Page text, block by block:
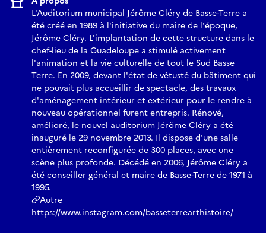
met en dialogue réalité et fiction, sciences et cosmologies,
nature et technologies, récits fondateurs et pratiques
territoriaWirikutaravers des films ancrés dans des
géographies singulières, elle explore la relation de l’être
humain à son environnement : du désert de Wirikuta au
Mexique aux fjords de l’Ouest islandais, des montagnes
basques aux mangroves brésiliennes, des abysses jusqu’à
l’espace qui nous sépare de la planète Mars.Ses recherches
s’élaborent au fil de collaborations interdisciplinaires avec
des chercheurs issus aussi bien des sciences du vivant que
des sciences humaines.Elle développe actuellement Océan
Écran, un projet de recherche-création lauréat de la Villa
Albertine 2025, à la croisée du cinéma expérimental et de
l’océanographie, ainsi que La Mémoire de la Mangrove,
tourné dans le nord-est du Brésil, qui prolonge sa réflexion
L'Auditorium municipal Jérôme Cléry de Basse-Terre a
été créé en 1989 à l'initiative du maire de l'époque,
Jérôme Cléry. L'implantation de cette structure dans le
chef-lieu de la Guadeloupe a stimulé activement
l'animation et la vie culturelle de tout le Sud Basse
Terre. En 2009, devant l'état de vétusté du bâtiment qui
ne pouvait plus accueillir de spectacle, des travaux
d'aménagement intérieur et extérieur pour le rendre à
nouveau opérationnel furent entrepris. Rénové,
amélioré, le nouvel auditorium Jérôme Cléry a été
inauguré le 29 novembre 2013. Il dispose d'une salle
entièrement reconfigurée de 300 places, avec une
scène plus profonde. Décédé en 2006, Jérôme Cléry a
été conseiller général et maire de Basse-Terre de 1971 à
1995.
Autre
https://www.instagram.com/basseterrearthistoire/